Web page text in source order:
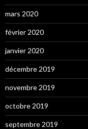
mars 2020
février 2020
janvier 2020
décembre 2019
novembre 2019
octobre 2019
septembre 2019